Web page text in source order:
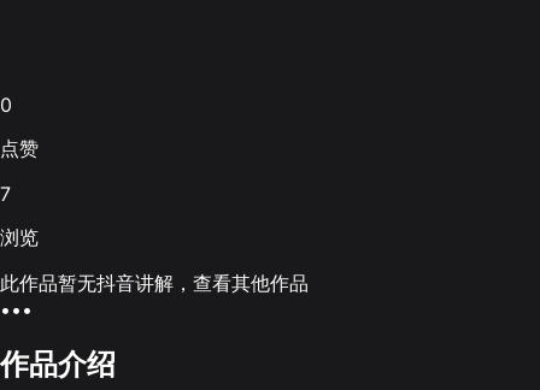
0
点赞
7
浏览
此作品暂无抖音讲解，查看其他作品
•••
作品介绍